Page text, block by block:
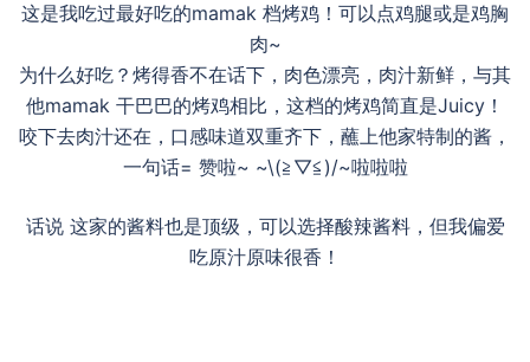
这是我吃过最好吃的mamak 档烤鸡！可以点鸡腿或是鸡胸
肉~
为什么好吃？烤得香不在话下，肉色漂亮，肉汁新鲜，与其
他mamak 干巴巴的烤鸡相比，这档的烤鸡简直是Juicy！
咬下去肉汁还在，口感味道双重齐下，蘸上他家特制的酱，
一句话= 赞啦~ ~\(≧▽≦)/~啦啦啦
话说 这家的酱料也是顶级，可以选择酸辣酱料，但我偏爱
吃原汁原味很香！